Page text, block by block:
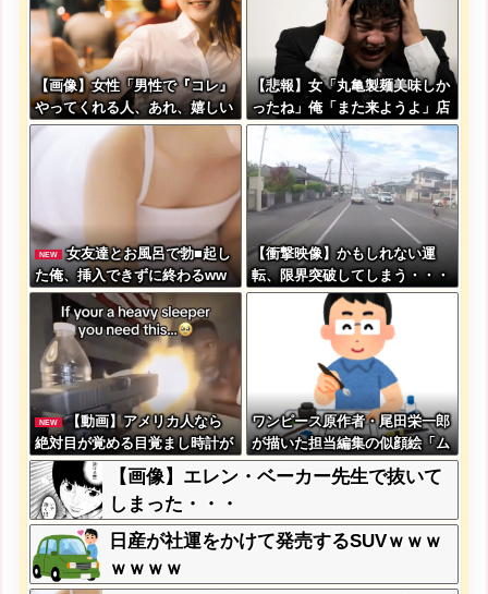
【画像】女性「男性で『コレ』
やってくれる人、あれ、嬉しい
ですw」→まさかの行為がこち
らw w w w w w w w w
【悲報】女「丸亀製麺美味しか
ったね」俺「また来ようよ」店
員「お会計2380円になりまー
す」→その後『こう』なったん
だが俺悪くないよ
な？？？？？？？？
NEW
女友達とお風呂で勃■起し
た俺、挿入できずに終わるww
w
【衝撃映像】かもしれない運
転、限界突破してしまう・・・
NEW
【動画】アメリカ人なら
絶対目が覚める目覚まし時計が
こちらｗｗｗｗｗ
ワンピース原作者・尾田栄一郎
が描いた担当編集の似顔絵「ム
ダに東大卒」
【画像】エレン・ベーカー先生で抜いて
しまった・・・
日産が社運をかけて発売するSUVｗｗｗ
ｗｗｗｗ